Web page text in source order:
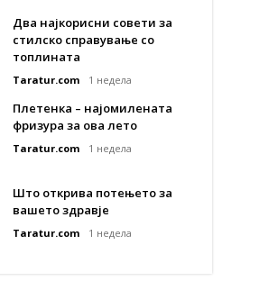
Два најкорисни совети за
стилско справување со
топлината
Taratur.com 1 недела
Плетенка – најомилената
фризура за ова лето
Taratur.com 1 недела
Што открива потењето за
вашето здравје
Taratur.com 1 недела